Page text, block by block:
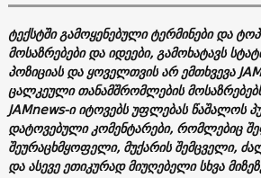
ტექსტში გამოყენებული ტერმინები და
მოსაზრებები და იდეები, გამოხატავს
პოზიციას და ყოველთვის არ ემთხვევა
ცალკეული თანამშრომლების
JAMnews-ი იტოვებს უფლებას წაშალოს
დატოვებული კომენტარები, რომლებიც
შეურაცხმყოფელი, მუქარის შემცველი,
და ასევე ეთიკურად მიუღებელი სხვა